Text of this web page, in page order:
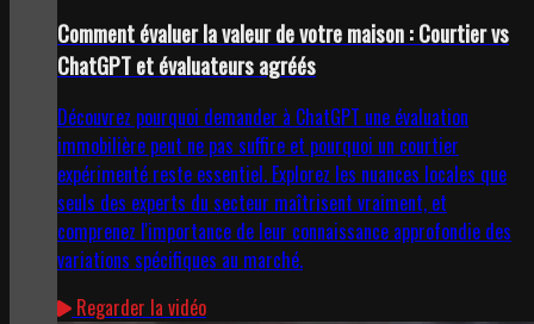
Comment évaluer la valeur de votre maison : Courtier vs
ChatGPT et évaluateurs agréés
Découvrez pourquoi demander à ChatGPT une évaluation
immobilière peut ne pas suffire et pourquoi un courtier
expérimenté reste essentiel. Explorez les nuances locales que
seuls des experts du secteur maîtrisent vraiment, et
comprenez l'importance de leur connaissance approfondie des
variations spécifiques au marché.
Regarder la vidéo